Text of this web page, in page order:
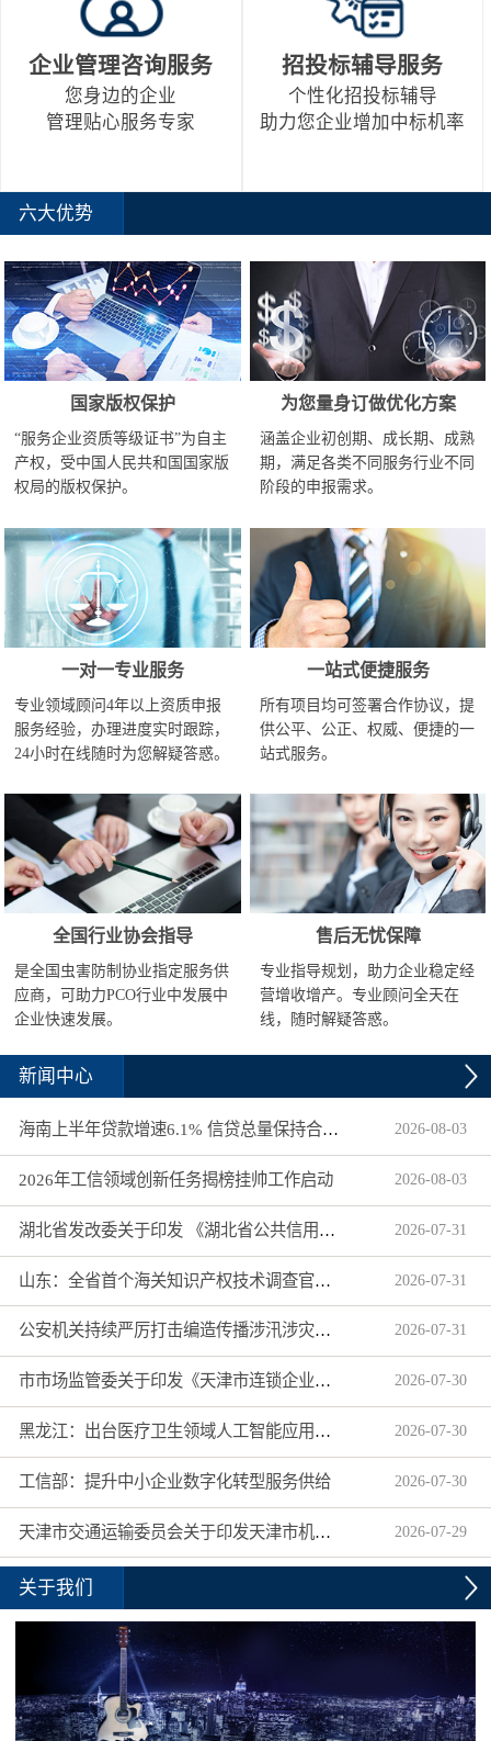
企业管理咨询服务
您身边的企业
管理贴心服务专家
招投标辅导服务
个性化招投标辅导
助力您企业增加中标机率
六大优势
国家版权保护
“服务企业资质等级证书”为自主
产权，受中国人民共和国国家版
权局的版权保护。
为您量身订做优化方案
涵盖企业初创期、成长期、成熟
期，满足各类不同服务行业不同
阶段的申报需求。
一对一专业服务
专业领域顾问4年以上资质申报
服务经验，办理进度实时跟踪，
24小时在线随时为您解疑答惑。
一站式便捷服务
所有项目均可签署合作协议，提
供公平、公正、权威、便捷的一
站式服务。
全国行业协会指导
是全国虫害防制协业指定服务供
应商，可助力PCO行业中发展中
企业快速发展。
售后无忧保障
专业指导规划，助力企业稳定经
营增收增产。专业顾问全天在
线，随时解疑答惑。
新闻中心
海南上半年贷款增速6.1% 信贷总量保持合理平稳增长 2026-08-03
2026年工信领域创新任务揭榜挂帅工作启动 2026-08-03
湖北省发改委关于印发 《湖北省公共信用信息目录（2026年版）》的通知 2026-07-31
山东：全省首个海关知识产权技术调查官制度落地济南自贸片区 2026-07-31
公安机关持续严厉打击编造传播涉汛涉灾网络谣言 2026-07-31
市市场监管委关于印发《天津市连锁企业食品经营许可“先证后核”信用承诺审批实施办法》的通知 2026-07-30
黑龙江：出台医疗卫生领域人工智能应用工作实施方案 2026-07-30
工信部：提升中小企业数字化转型服务供给 2026-07-30
天津市交通运输委员会关于印发天津市机动车驾驶员培训机构及教练员综合信用评价管理办法的通知 2026-07-29
关于我们